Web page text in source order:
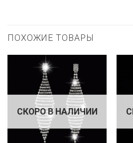
ПОХОЖИЕ ТОВАРЫ
СКОРО В НАЛИЧИИ